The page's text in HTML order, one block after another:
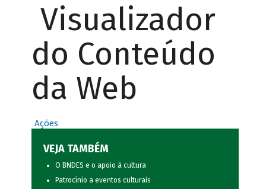
Visualizador
do Conteúdo
da Web
Ações
VEJA TAMBÉM
O BNDES e o apoio à cultura
Patrocínio a eventos culturais